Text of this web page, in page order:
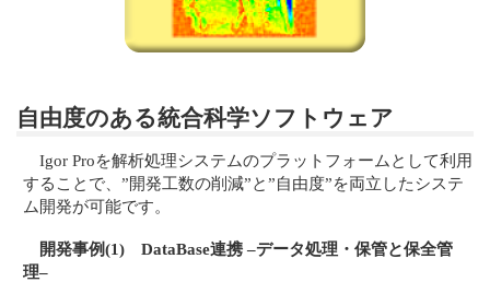
自由度のある統合科学ソフトウェア
Igor Proを解析処理システムのプラットフォームとして利用
することで、”開発工数の削減”と”自由度”を両立したシステ
ム開発が可能です。
開発事例(1) DataBase連携 –データ処理・保管と保全管
理–